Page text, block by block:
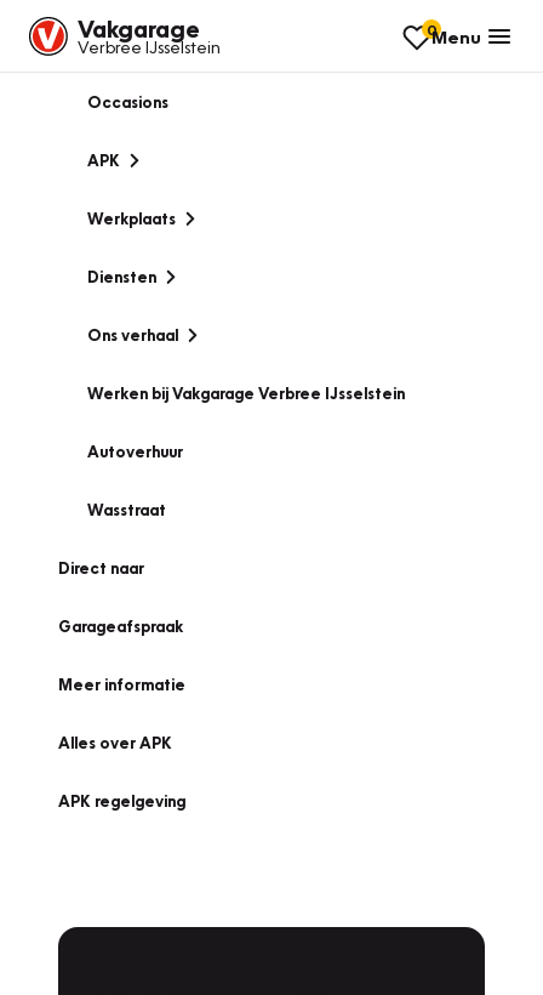
Vakgarage
Verbree IJsselstein
0Menu
Occasions
APK
Werkplaats
Diensten
Ons verhaal
Werken bij Vakgarage Verbree IJsselstein
Autoverhuur
Wasstraat
Direct naar
Garageafspraak
Meer informatie
Alles over APK
APK regelgeving